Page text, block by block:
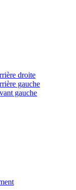
droite
gauche
gauche